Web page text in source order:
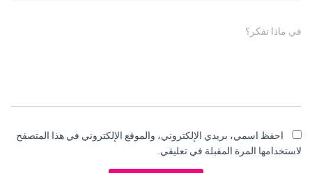
في ماذا تفكر؟
احفظ اسمي، بريدي الإلكتروني، والموقع الإلكتروني في هذا المتصفح
لاستخدامها المرة المقبلة في تعليقي.